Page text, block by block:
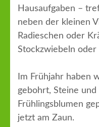
Hausaufgaben –
neben der kleinen
Radieschen oder
Stockzwiebeln
Im Frühjahr haben
gebohrt, Steine
Frühlingsblumen
jetzt am Zaun.